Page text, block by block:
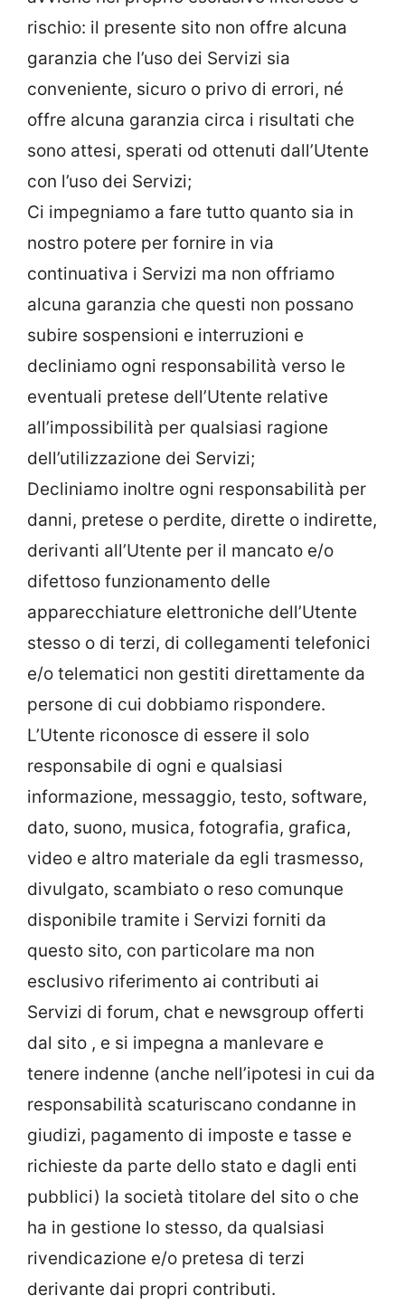
rischio: il presente sito non offre alcuna
garanzia che l’uso dei Servizi sia
conveniente, sicuro o privo di errori, né
offre alcuna garanzia circa i risultati che
sono attesi, sperati od ottenuti dall’Utente
con l’uso dei Servizi;
Ci impegniamo a fare tutto quanto sia in
nostro potere per fornire in via
continuativa i Servizi ma non offriamo
alcuna garanzia che questi non possano
subire sospensioni e interruzioni e
decliniamo ogni responsabilità verso le
eventuali pretese dell’Utente relative
all’impossibilità per qualsiasi ragione
dell’utilizzazione dei Servizi;
Decliniamo inoltre ogni responsabilità per
danni, pretese o perdite, dirette o indirette,
derivanti all’Utente per il mancato e/o
difettoso funzionamento delle
apparecchiature elettroniche dell’Utente
stesso o di terzi, di collegamenti telefonici
e/o telematici non gestiti direttamente da
persone di cui dobbiamo rispondere.
L’Utente riconosce di essere il solo
responsabile di ogni e qualsiasi
informazione, messaggio, testo, software,
dato, suono, musica, fotografia, grafica,
video e altro materiale da egli trasmesso,
divulgato, scambiato o reso comunque
disponibile tramite i Servizi forniti da
questo sito, con particolare ma non
esclusivo riferimento ai contributi ai
Servizi di forum, chat e newsgroup offerti
dal sito , e si impegna a manlevare e
tenere indenne (anche nell’ipotesi in cui da
responsabilità scaturiscano condanne in
giudizi, pagamento di imposte e tasse e
richieste da parte dello stato e dagli enti
pubblici) la società titolare del sito o che
ha in gestione lo stesso, da qualsiasi
rivendicazione e/o pretesa di terzi
derivante dai propri contributi.